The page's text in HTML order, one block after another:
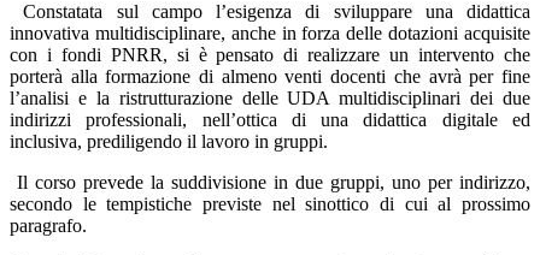
Constatata sul campo l’esigenza di sviluppare una didattica
innovativa multidisciplinare, anche in forza delle dotazioni acquisite
con i fondi PNRR, si è pensato di realizzare un intervento che
porterà alla formazione di almeno venti docenti che avrà per fine
l’analisi e la ristrutturazione delle UDA multidisciplinari dei due
indirizzi professionali, nell’ottica di una didattica digitale ed
inclusiva, prediligendo il lavoro in gruppi.
Il corso prevede la suddivisione in due gruppi, uno per indirizzo,
secondo le tempistiche previste nel sinottico di cui al prossimo
paragrafo.